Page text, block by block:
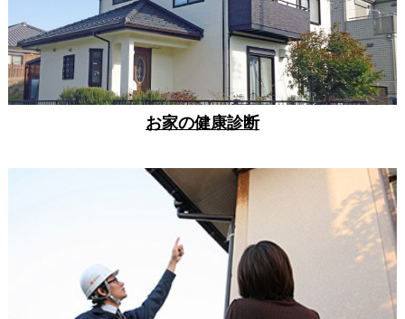
お家の健康診断